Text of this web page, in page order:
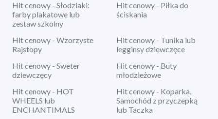
Hit cenowy - Słodziaki:
farby plakatowe lub
zestaw szkolny
Hit cenowy - Piłka do
ściskania
Hit cenowy - Wzorzyste
Rajstopy
Hit cenowy - Tunika lub
legginsy dziewczęce
Hit cenowy - Sweter
dziewczęcy
Hit cenowy - Buty
młodzieżowe
Hit cenowy - HOT
WHEELS lub
ENCHANTIMALS
Hit cenowy - Koparka,
Samochód z przyczepką
lub Taczka